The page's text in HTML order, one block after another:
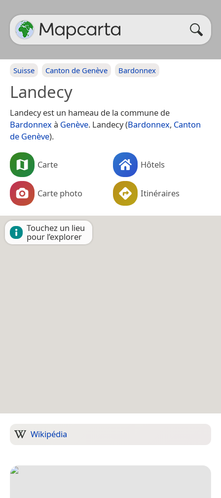
Suisse Canton de Genève Bardonnex
Landecy
Landecy est un hameau de la commune de
Bardonnexà Genève. Landecy (Bardonnex, Canton
de Genève).
Carte Hôtels
Carte photo Itinéraires
Touchez un lieu
pour l’explorer
Wikipédia